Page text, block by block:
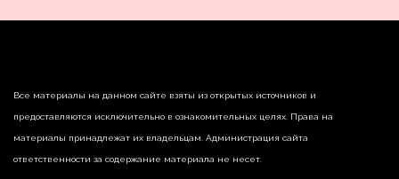
Все материалы на данном сайте взяты из открытых источников и
предоставляются исключительно в ознакомительных целях. Права на
материалы принадлежат их владельцам. Администрация сайта
ответственности за содержание материала не несет.